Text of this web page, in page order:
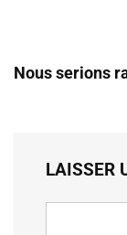
Nous serions
LAISSER